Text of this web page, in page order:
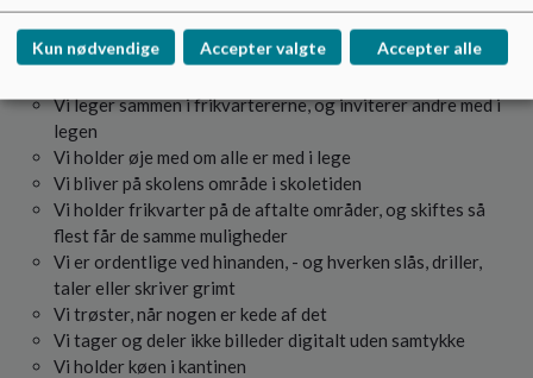
Vi siger godmorgen/vi ses til alle og kan give krammere
Vi er venner eller skolekammerater med hinanden, så ingen
Vi leger sammen i frikvartererne, og inviterer andre med i
legen
Vi holder øje med om alle er med i lege
Vi bliver på skolens område i skoletiden
Vi holder frikvarter på de aftalte områder, og skiftes så
flest får de samme muligheder
Vi er ordentlige ved hinanden, - og hverken slås, driller,
taler eller skriver grimt
Vi trøster, når nogen er kede af det
Vi tager og deler ikke billeder digitalt uden samtykke
Vi holder køen i kantinen
Kun nødvendige Accepter valgte Accepter alle